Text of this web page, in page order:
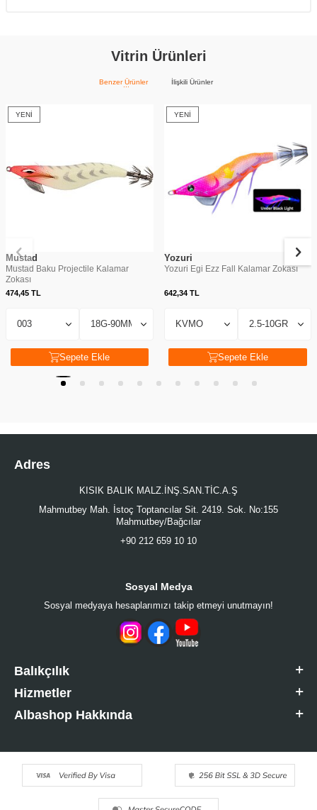
Vitrin Ürünleri
Benzer Ürünler İlişkili Ürünler
YENI
Mustad
Mustad Baku Projectile Kalamar
Zokası
474,45 TL
Sepete Ekle
YENI
Yozuri
Yozuri Egi Ezz Fall Kalamar Zokası
642,34TL
Sepete Ekle
Adres
KISIK BALIK MALZ.İNŞ.SAN.TİC.A.Ş
Mahmutbey Mah. İstoç Toptancılar Sit. 2419. Sok. No:155
Mahmutbey/Bağcılar
+90 212 659 10 10
Sosyal Medya
Sosyal medyaya hesaplarımızı takip etmeyi unutmayın!
Balıkçılık
Hizmetler
Albashop Hakkında